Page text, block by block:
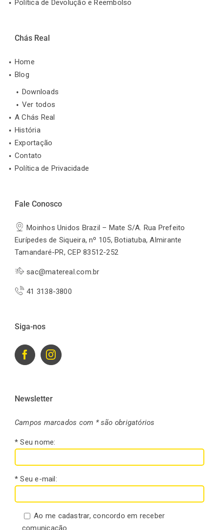
Política de Devolução e Reembolso
Chás Real
Home
Blog
Downloads
Ver todos
A Chás Real
História
Exportação
Contato
Política de Privacidade
Fale Conosco
Moinhos Unidos Brazil – Mate S/A. Rua Prefeito
Eurípedes de Siqueira, nº 105, Botiatuba, Almirante
Tamandaré-PR, CEP 83512-252
sac@matereal.com.br
41 3138-3800
Siga-nos
Newsletter
Campos marcados com * são obrigatórios
* Seu nome:
* Seu e-mail:
Ao me cadastrar, concordo em receber
comunicação.